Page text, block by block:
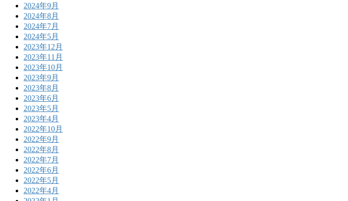
2024年9月
2024年8月
2024年7月
2024年5月
2023年12月
2023年11月
2023年10月
2023年9月
2023年8月
2023年6月
2023年5月
2023年4月
2022年10月
2022年9月
2022年8月
2022年7月
2022年6月
2022年5月
2022年4月